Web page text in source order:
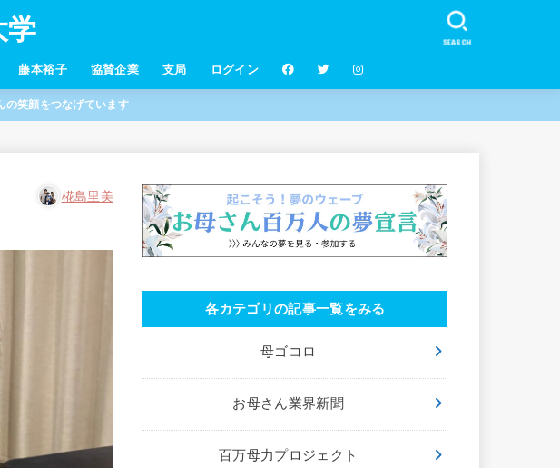
学
藤本裕子 協賛企業 支局 ログイン
SEARCH
の笑顔をつなげています
椛島里美
各カテゴリの記事一覧をみる
母ゴコロ
お母さん業界新聞
百万母力プロジェクト